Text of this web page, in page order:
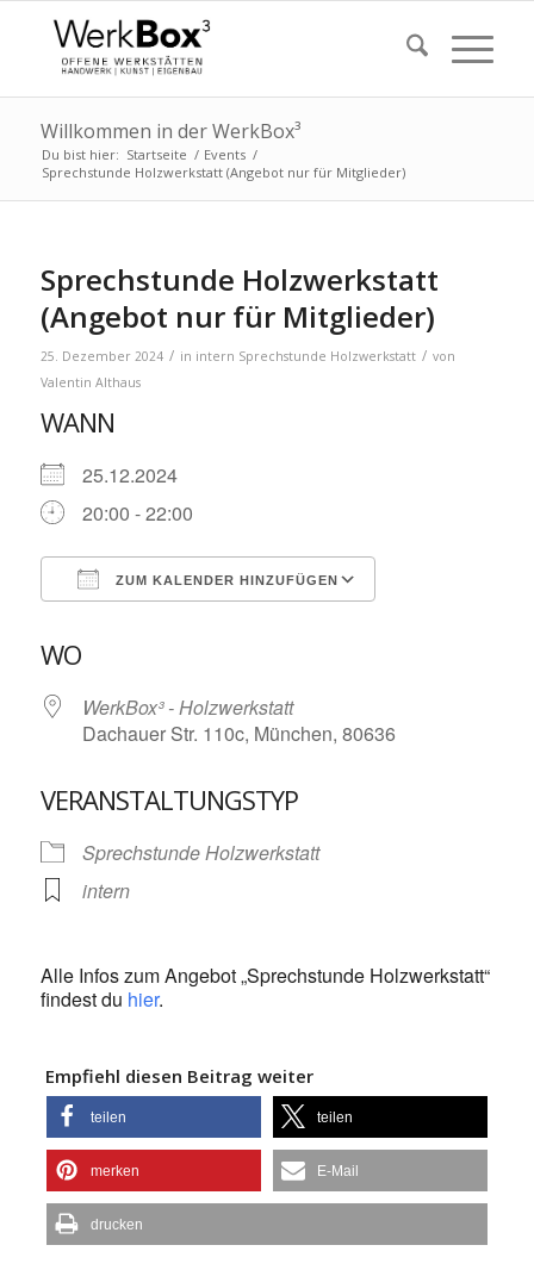
Willkommen in der WerkBox³
Du bist hier: Startseite / Events /
Sprechstunde Holzwerkstatt (Angebot nur für Mitglieder)
Sprechstunde Holzwerkstatt
(Angebot nur für Mitglieder)
25. Dezember 2024 / in intern Sprechstunde Holzwerkstatt / von
Valentin Althaus
WANN
25.12.2024
20:00 - 22:00
ZUM KALENDER HINZUFÜGEN
WO
WerkBox³ - Holzwerkstatt
Dachauer Str. 110c, München, 80636
VERANSTALTUNGSTYP
Sprechstunde Holzwerkstatt
intern
Alle Infos zum Angebot „Sprechstunde Holzwerkstatt“
findest du hier.
Empfiehl diesen Beitrag weiter
teilen teilen
merken E-Mail
drucken